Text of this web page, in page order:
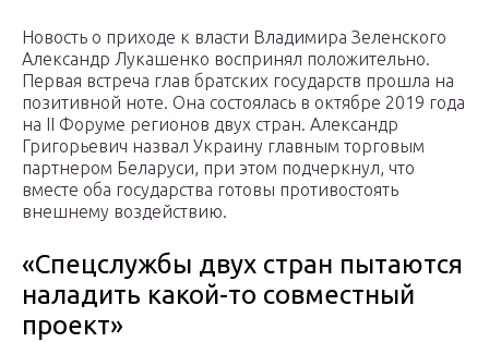
Новость о приходе к власти Владимира Зеленского
Александр Лукашенко воспринял положительно.
Первая встреча глав братских государств прошла на
позитивной ноте. Она состоялась в октябре 2019 года
на II Форуме регионов двух стран. Александр
Григорьевич назвал Украину главным торговым
партнером Беларуси, при этом подчеркнул, что
вместе оба государства готовы противостоять
внешнему воздействию.
«Спецслужбы двух стран пытаются
наладить какой-то совместный
проект»